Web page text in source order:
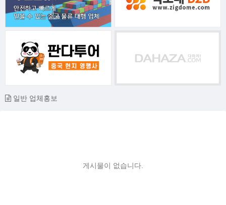
일반 업체홍보
게시물이 없습니다.